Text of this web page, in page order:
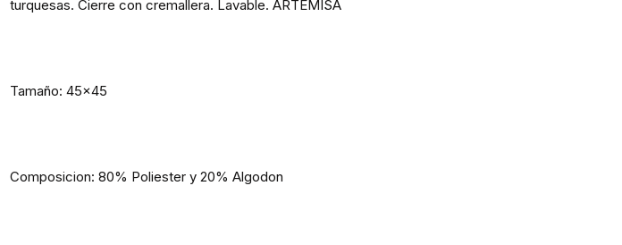
turquesas. Cierre con cremallera. Lavable. ARTEMISA
Tamaño: 45x45
Composicion: 80% Poliester y 20% Algodon